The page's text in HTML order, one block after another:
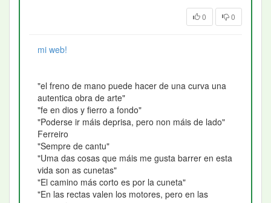
0 0
mi web!
"el freno de mano puede hacer de una curva una
autentica obra de arte"
"fe en dios y fierro a fondo"
"Poderse ir máis deprisa, pero non máis de lado"
Ferreiro
"Sempre de cantu"
"Uma das cosas que máis me gusta barrer en esta
vida son as cunetas"
"El camino más corto es por la cuneta"
"En las rectas valen los motores, pero en las